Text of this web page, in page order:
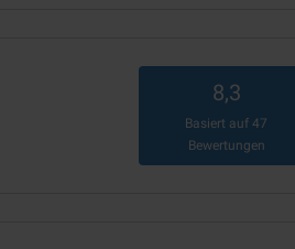
8,3
Basiert auf47
Bewertungen